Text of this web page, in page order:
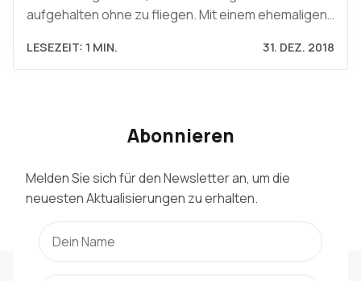
aufgehalten ohne zu fliegen. Mit einem ehemaligen…
LESEZEIT: 1 MIN. 31. DEZ. 2018
Abonnieren
Melden Sie sich für den Newsletter an, um die
neuesten Aktualisierungen zu erhalten.